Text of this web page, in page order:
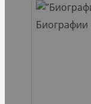
Биографии